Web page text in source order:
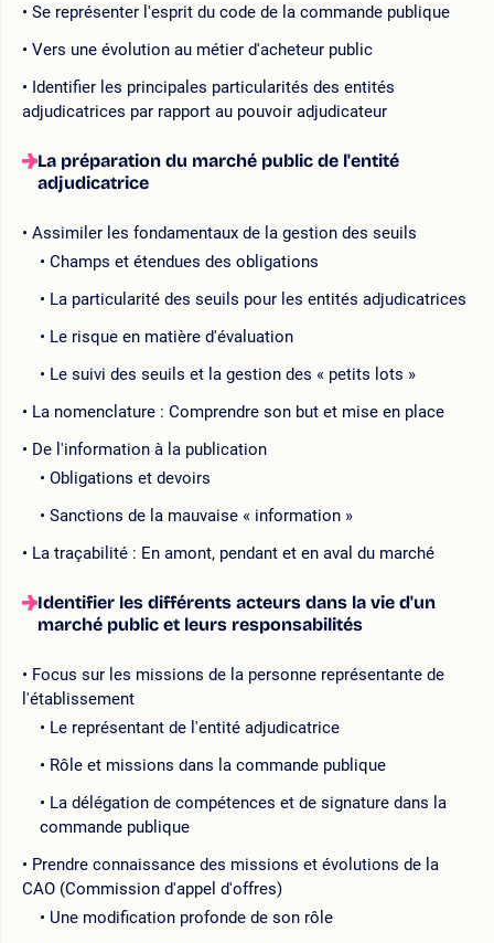
Se représenter l'esprit du code de la commande publique
Vers une évolution au métier d'acheteur public
Identifier les principales particularités des entités
adjudicatrices par rapport au pouvoir adjudicateur
La préparation du marché public de l'entité
adjudicatrice
Assimiler les fondamentaux de la gestion des seuils
Champs et étendues des obligations
La particularité des seuils pour les entités adjudicatrices
Le risque en matière d'évaluation
Le suivi des seuils et la gestion des « petits lots »
La nomenclature : Comprendre son but et mise en place
De l'information à la publication
Obligations et devoirs
Sanctions de la mauvaise « information »
La traçabilité : En amont, pendant et en aval du marché
Identifier les différents acteurs dans la vie d'un
marché public et leurs responsabilités
Focus sur les missions de la personne représentante de
l'établissement
Le représentant de l'entité adjudicatrice
Rôle et missions dans la commande publique
La délégation de compétences et de signature dans la
commande publique
Prendre connaissance des missions et évolutions de la
CAO (Commission d'appel d'offres)
Une modification profonde de son rôle